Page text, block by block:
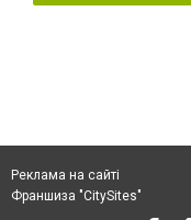
Реклама на сайті
Франшиза "CitySites"